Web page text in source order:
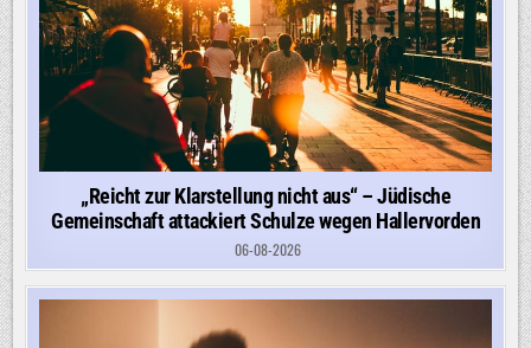
„Reicht zur Klarstellung nicht aus“ – Jüdische
Gemeinschaft attackiert Schulze wegen Hallervorden
06-08-2026